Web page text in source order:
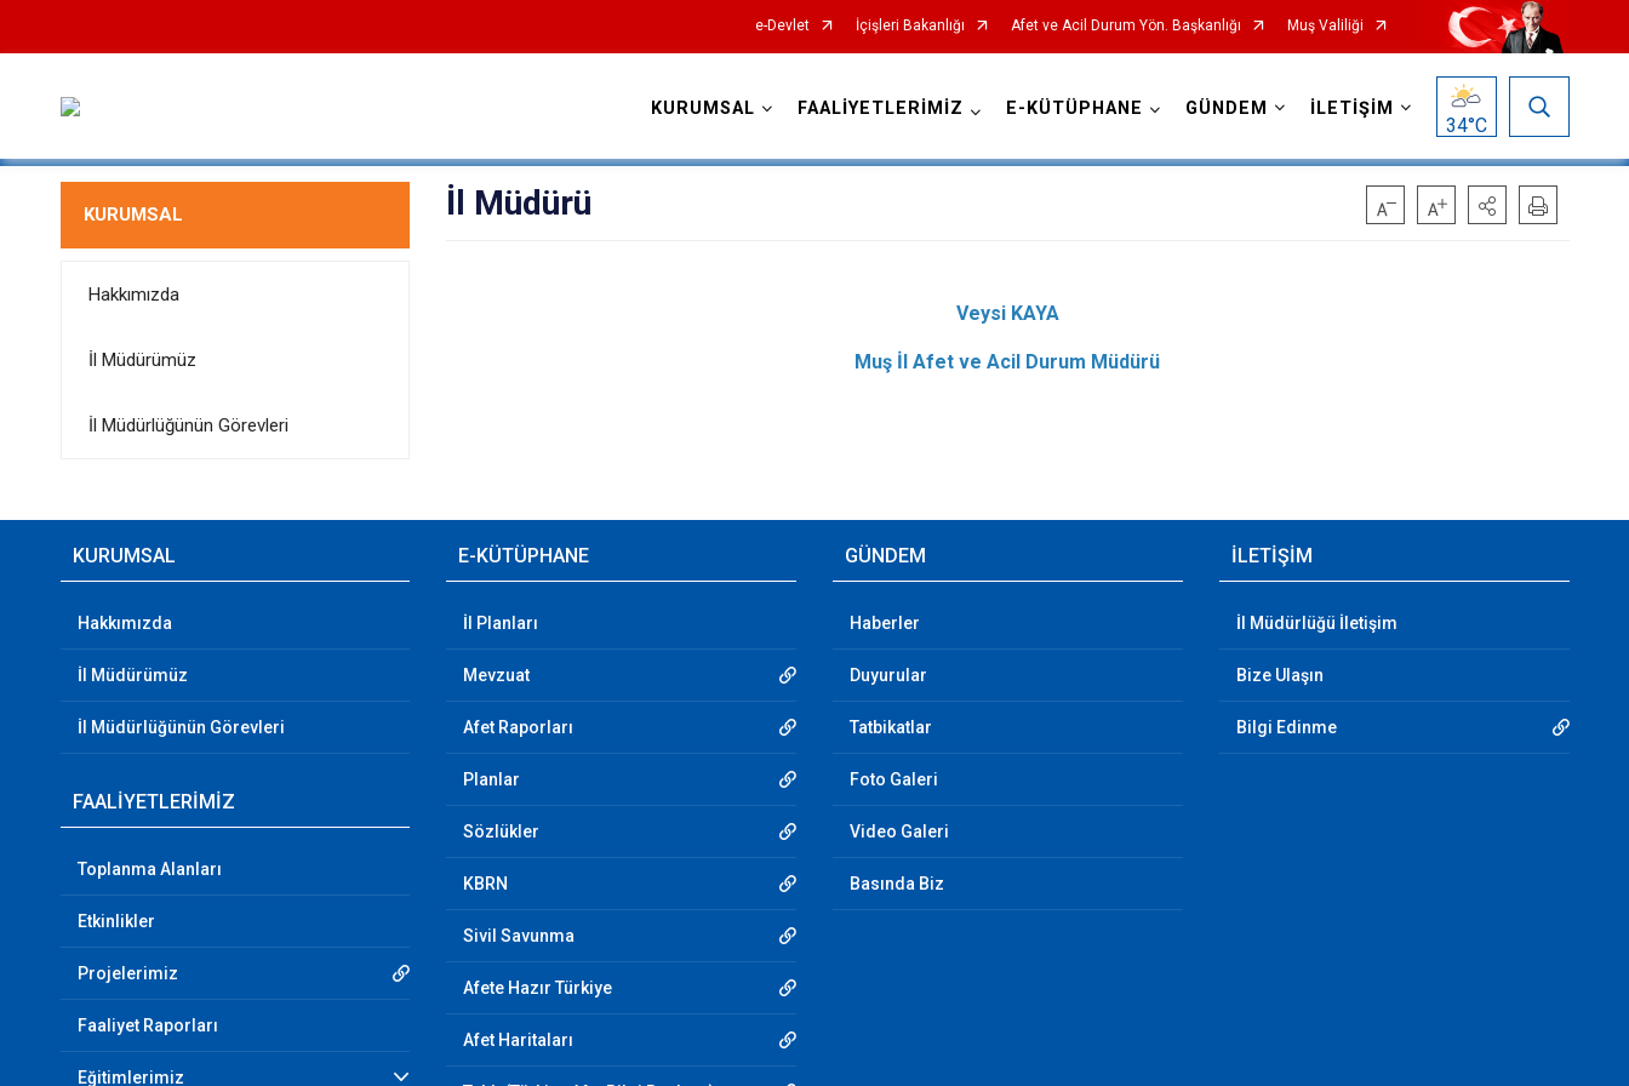
e-Devlet İçişleri Bakanlığı Afet ve Acil Durum Yön. Başkanlığı Muş Valiliği
KURUMSAL FAALİYETLERİMİZ E-KÜTÜPHANE GÜNDEM İLETİŞİM
34°C
KURUMSAL
Hakkımızda
İl Müdürümüz
İl Müdürlüğünün Görevleri
İl Müdürü
Veysi KAYA
Muş İl Afet ve Acil Durum Müdürü
KURUMSAL
Hakkımızda
İl Müdürümüz
İl Müdürlüğünün Görevleri
FAALİYETLERİMİZ
Toplanma Alanları
Etkinlikler
Projelerimiz
Faaliyet Raporları
Eğitimlerimiz
E-KÜTÜPHANE
İl Planları
Mevzuat
Afet Raporları
Planlar
Sözlükler
KBRN
Sivil Savunma
Afete Hazır Türkiye
Afet Haritaları
GÜNDEM
Haberler
Duyurular
Tatbikatlar
Foto Galeri
Video Galeri
Basında Biz
İLETİŞİM
İl Müdürlüğü İletişim
Bize Ulaşın
Bilgi Edinme